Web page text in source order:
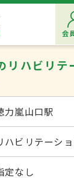
会
リハビリテ
力嵐山口駅
ハビリテーシ
定なし